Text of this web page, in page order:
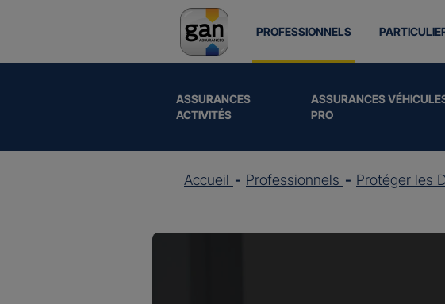
PROFESSIONNELS
ASSURANCES
ACTIVITÉS
ASSURANCES
PRO
Accueil Professionnels Protéger les